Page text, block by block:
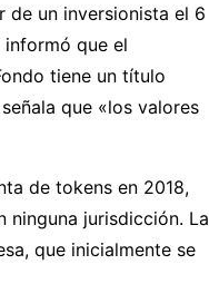
de un inversionista el 6
informó que el
tiene un título
que «los valores
de tokens en 2018,
ninguna jurisdicción. La
que inicialmente se